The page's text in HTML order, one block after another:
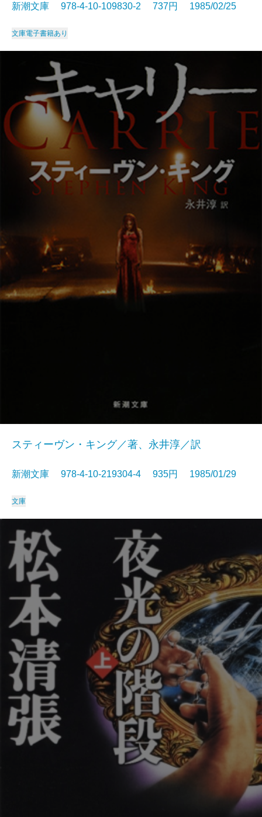
新潮文庫 978-4-10-109830-2 737円 1985/02/25
文庫電子書籍あり
スティーヴン・キング／著、永井淳／訳
新潮文庫 978-4-10-219304-4 935円 1985/01/29
文庫